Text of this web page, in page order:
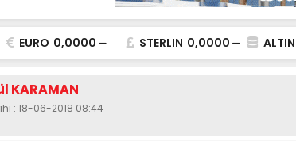
EURO 0,0000 STERLIN 0,0000 ALTIN
KARAMAN
: 18-06-2018 08:44